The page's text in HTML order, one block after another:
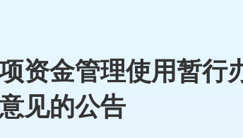
资金管理使用暂行
见的公告